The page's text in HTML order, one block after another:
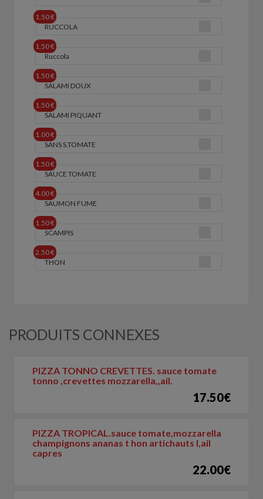
1.50 €
RUCCOLA
1.50 €
Ruccola
1.50 €
SALAMI DOUX
1.50 €
SALAMI PIQUANT
1.00 €
SANS S.TOMATE
1.50 €
SAUCE TOMATE
4.00 €
SAUMON FUME
1.50 €
SCAMPIS
2.50 €
THON
PRODUITS CONNEXES
PIZZA TONNO CREVETTES. sauce tomate
tonno ,crevettes mozzarella,,ail.
17.50€
PIZZA TROPICAL.sauce tomate,mozzarella
champignons ananas t hon artichauts l,ail
capres
22.00€